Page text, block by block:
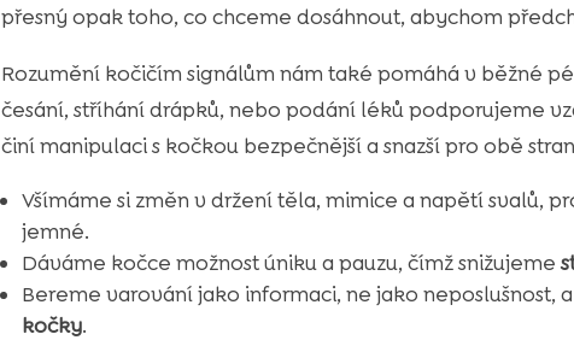
přesný opak toho, co chceme dosáhnout, abychom
Rozumění kočičím signálům nám také pomáhá v běžné
česání, stříhání drápků, nebo podání léků podporujeme
činí manipulaci s kočkou bezpečnější a snazší pro obě
Všímáme si změn v držení těla, mimice a napětí svalů,
jemné.
Dáváme kočce možnost úniku a pauzu, čímž snižujeme
Bereme varování jako informaci, ne jako neposlušnost,
kočky.